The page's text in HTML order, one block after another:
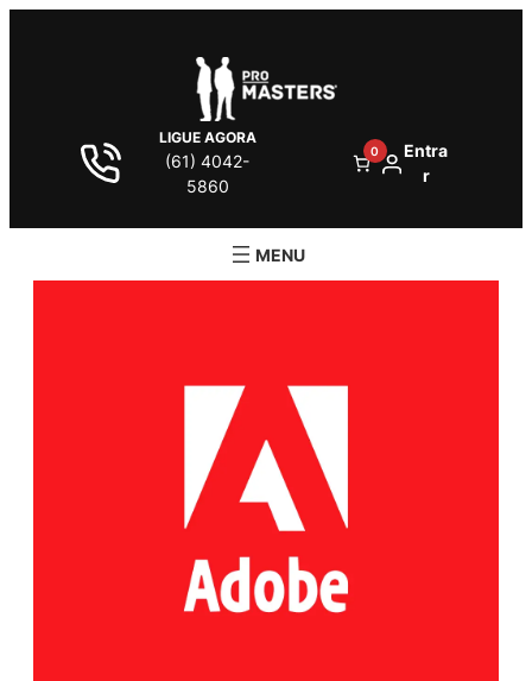
LIGUE AGORA
(61) 4042-
5860
0
Entra
r